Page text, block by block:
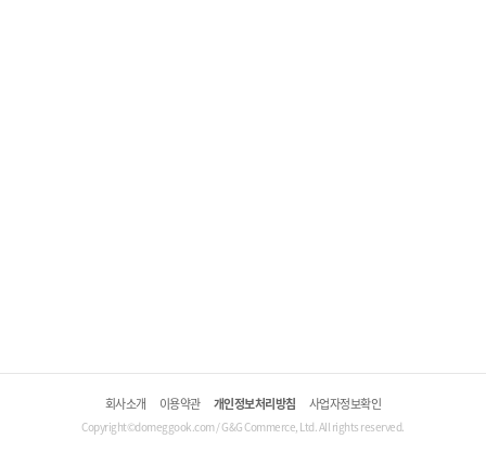
회사소개 이용약관 개인정보처리방침 사업자정보확인
Copyright©domeggook.com / G&G Commerce, Ltd. All rights reserved.